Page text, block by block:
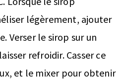
légèrement, ajouter
Verser le sirop sur un
refroidir. Casser ce
et le mixer pour obtenir